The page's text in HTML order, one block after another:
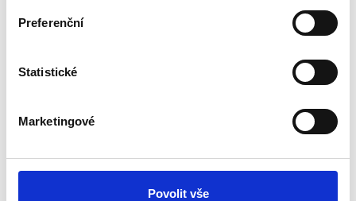
Preferenční
Statistické
Marketingové
Povolit vše